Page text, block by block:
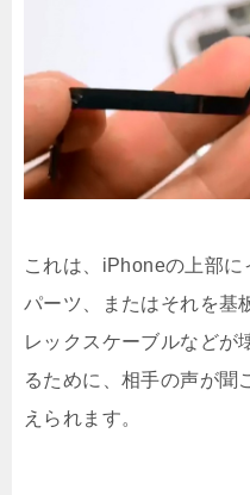
これは、iPhoneの上部
パーツ、またはそれを基
レックスケーブルなどが
るために、相手の声が聞
えられます。